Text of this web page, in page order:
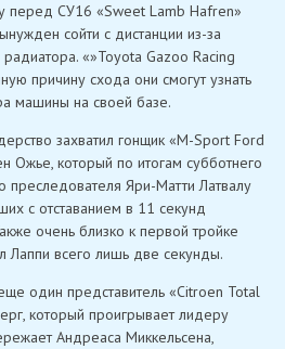
перед СУ16 «Sweet Lamb Hafren»
сойти с дистанции из-за
«»Toyota Gazoo Racing
причину схода они смогут узнать
машины на своей базе.
захватил гонщик «M-Sport Ford
Ожье, который по итогам субботнего
Яри-Матти Латвалу
с отставанием в 11 секунд
очень близко к первой тройке
Лаппи всего лишь две секунды.
один представитель «Citroen Total
который проигрывает лидеру
Андреаса Миккельсена,